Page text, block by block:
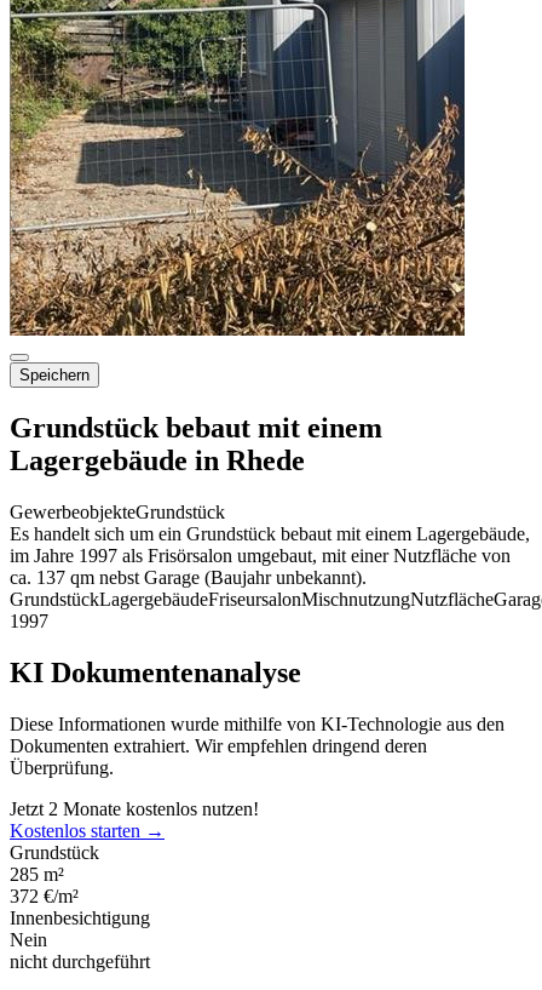
Speichern
Grundstück bebaut mit einem
Lagergebäude in Rhede
GewerbeobjekteGrundstück
Es handelt sich um ein Grundstück bebaut mit einem Lagergebäude,
im Jahre 1997 als Frisörsalon umgebaut, mit einer Nutzfläche von
ca. 137 qm nebst Garage (Baujahr unbekannt).
GrundstückLagergebäudeFriseursalonMischnutzungNutzfläche
1997
KI Dokumentenanalyse
Diese Informationen wurde mithilfe von KI-Technologie aus den
Dokumenten extrahiert. Wir empfehlen dringend deren
Überprüfung.
Jetzt 2 Monate kostenlos nutzen!
Kostenlos starten →
Grundstück
285 m²
372 €/m²
Innenbesichtigung
Nein
nicht durchgeführt